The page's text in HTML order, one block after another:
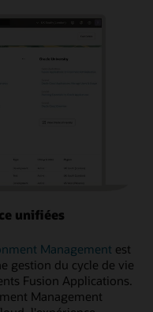
unifiées
Management est
gestion du cycle de vie
Fusion Applications.
Management